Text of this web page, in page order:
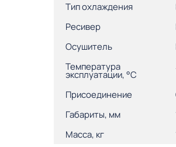
Тип охлаждения
Ресивер
Осушитель
Температура
эксплуатации, °С
Присоединение
Габариты, мм
Масса, кг